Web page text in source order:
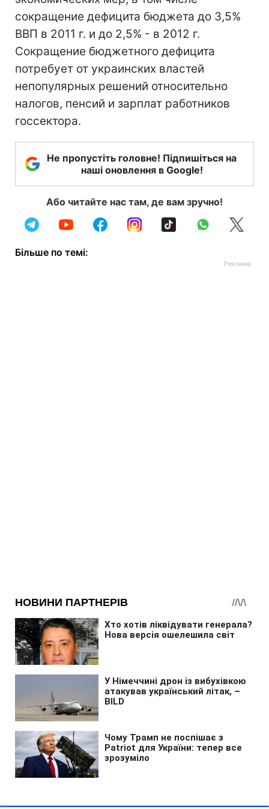
сокращение дефицита бюджета до 3,5%
ВВП в 2011 г. и до 2,5% - в 2012 г.
Сокращение бюджетного дефицита
потребует от украинских властей
непопулярных решений относительно
налогов, пенсий и зарплат работников
госсектора.
Не пропустіть головне! Підпишіться на
наші оновлення в Google!
Або читайте нас там, де вам зручно!
Більше по темі: